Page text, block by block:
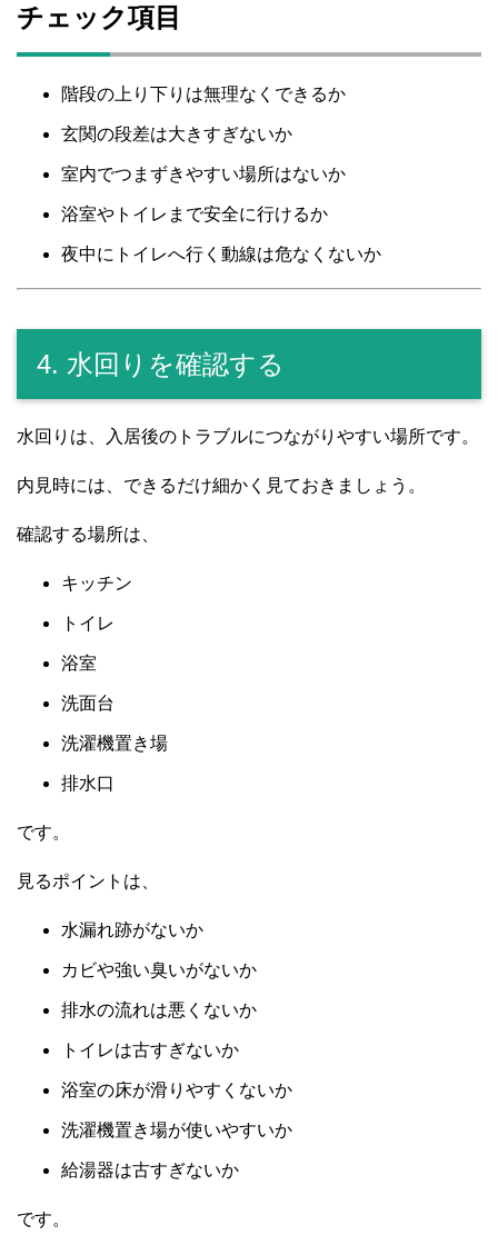
チェック項目
階段の上り下りは無理なくできるか
玄関の段差は大きすぎないか
室内でつまずきやすい場所はないか
浴室やトイレまで安全に行けるか
夜中にトイレへ行く動線は危なくないか
4. 水回りを確認する
水回りは、入居後のトラブルにつながりやすい場所です。
内見時には、できるだけ細かく見ておきましょう。
確認する場所は、
キッチン
トイレ
浴室
洗面台
洗濯機置き場
排水口
です。
見るポイントは、
水漏れ跡がないか
カビや強い臭いがないか
排水の流れは悪くないか
トイレは古すぎないか
浴室の床が滑りやすくないか
洗濯機置き場が使いやすいか
給湯器は古すぎないか
です。